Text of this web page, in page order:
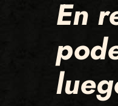
En